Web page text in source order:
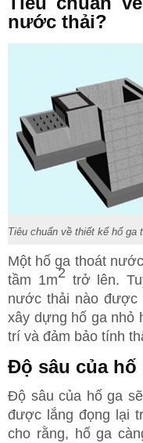
nước thải?
Tiêu chuẩn về thiết kế hố ga
Một hố ga thoát
tầm 1m2 trở lên.
nước thải nào được
xây dựng hố ga nhỏ
trí và đảm bảo tính
Độ sâu của
Độ sâu của hố ga
được lắng đọng lại
cho rằng, hố ga